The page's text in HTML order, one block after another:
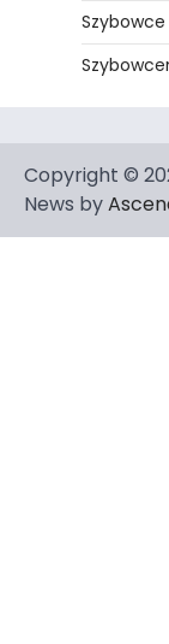
Copyright ©
News by